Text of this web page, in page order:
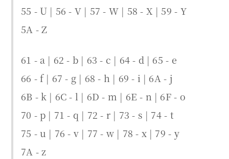
55 - U | 56 - V | 57 - W | 58 - X | 59 - Y
5A - Z
61 - a | 62 - b | 63 - c | 64 - d | 65 - e
66 - f | 67 - g | 68 - h | 69 - i | 6A - j
6B - k | 6C - l | 6D - m | 6E - n | 6F - o
70 - p | 71 - q | 72 - r | 73 - s | 74 - t
75 - u | 76 - v | 77 - w | 78 - x | 79 - y
7A - z